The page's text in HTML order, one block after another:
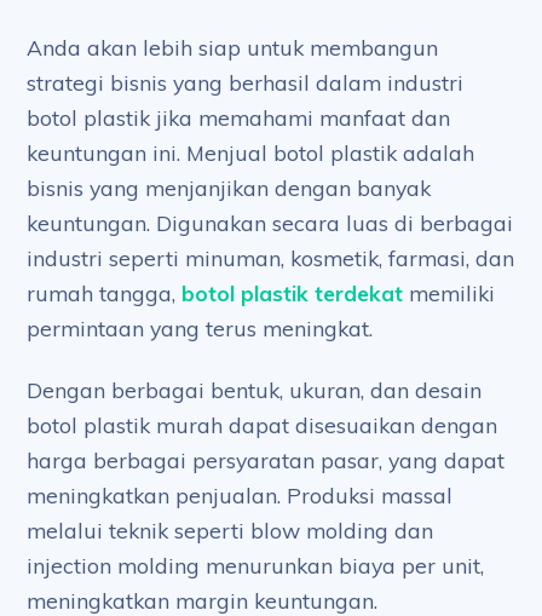
Anda akan lebih siap untuk membangun
strategi bisnis yang berhasil dalam industri
botol plastik jika memahami manfaat dan
keuntungan ini. Menjual botol plastik adalah
bisnis yang menjanjikan dengan banyak
keuntungan. Digunakan secara luas di berbagai
industri seperti minuman, kosmetik, farmasi, dan
rumah tangga, botol plastik terdekat memiliki
permintaan yang terus meningkat.
Dengan berbagai bentuk, ukuran, dan desain
botol plastik murah dapat disesuaikan dengan
harga berbagai persyaratan pasar, yang dapat
meningkatkan penjualan. Produksi massal
melalui teknik seperti blow molding dan
injection molding menurunkan biaya per unit,
meningkatkan margin keuntungan.